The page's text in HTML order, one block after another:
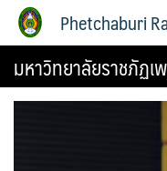
Phetchaburi
มหาวิทยาลัยราชภัฏเ